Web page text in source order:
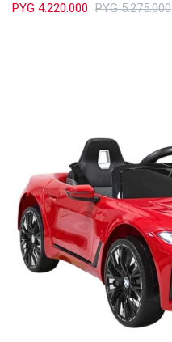
PYG 4.220.000 PYG 5.275.000